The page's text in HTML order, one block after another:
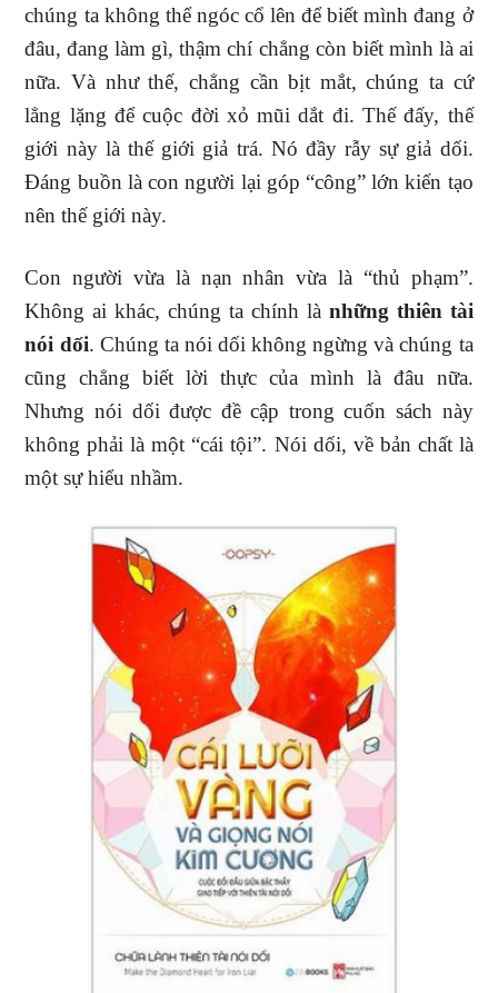
chúng ta không thể ngóc cổ lên để biết mình đang ở
đâu, đang làm gì, thậm chí chẳng còn biết mình là ai
nữa. Và như thế, chẳng cần bịt mắt, chúng ta cứ
lẳng lặng để cuộc đời xỏ mũi dắt đi. Thế đấy, thế
giới này là thế giới giả trá. Nó đầy rẫy sự giả dối.
Đáng buồn là con người lại góp “công” lớn kiến tạo
nên thế giới này.
Con người vừa là nạn nhân vừa là “thủ phạm”.
Không ai khác, chúng ta chính là những thiên tài
nói dối. Chúng ta nói dối không ngừng và chúng ta
cũng chẳng biết lời thực của mình là đâu nữa.
Nhưng nói dối được đề cập trong cuốn sách này
không phải là một “cái tội”. Nói dối, về bản chất là
một sự hiểu nhầm.